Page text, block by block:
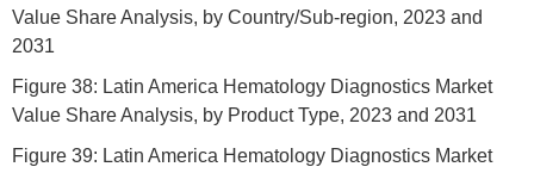
Value Share Analysis, by Country/Sub-region, 2023 and
2031
Figure 38: Latin America Hematology Diagnostics Market
Value Share Analysis, by Product Type, 2023 and 2031
Figure 39: Latin America Hematology Diagnostics Market